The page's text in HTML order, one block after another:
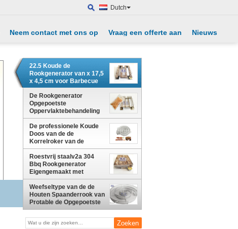
Dutch
Neem contact met ons op Vraag een offerte aan Nieuws
22.5 Koude de
Rookgenerator van x 17,5
x 4,5 cm voor Barbecue
het Roken Vissen
De Rookgenerator
Opgepoetste
Oppervlaktebehandeling
van de
voedselstaalkwaliteit voor
Grill
De professionele Koude
Doos van de de
Korrelroker van de
Rookgenerator voor
Openluchtbbq Houten
Spaanders
Roestvrij staalv2a 304
Bbq Rookgenerator
Eigengemaakt met
Houten Spaanders
Weefseltype van de de
Houten Spaanderrook van
Protable de Opgepoetste
Oppervlakte Generator
voor de Plaat van het
Zaagselmetaal